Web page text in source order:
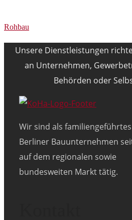
Rohbau
Unsere Dienstleistungen
an Unternehmen,
Behörden oder
Wir sind als
Berliner Bauunternehmen
auf dem regionalen sowie
bundesweiten Markt tätig.